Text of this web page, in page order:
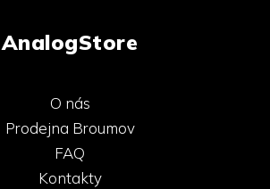
AnalogStore
O nás
Prodejna Broumov
FAQ
Kontakty